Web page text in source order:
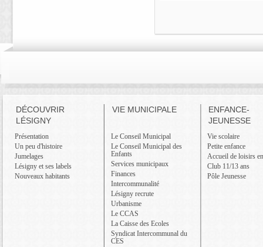
DÉCOUVRIR
LÉSIGNY
Présentation
Un peu d'histoire
Jumelages
Lésigny et ses labels
Nouveaux habitants
VIE MUNICIPALE
Le Conseil Municipal
Le Conseil Municipal des
Enfants
Services municipaux
Finances
Intercommunalité
Lésigny recrute
Urbanisme
Le CCAS
La Caisse des Ecoles
Syndicat Intercommunal du
CES
ENFANCE-
JEUNESSE
Vie scolaire
Petite enfance
Accueil de loisirs
Club 11/13 ans
Pôle Jeunesse